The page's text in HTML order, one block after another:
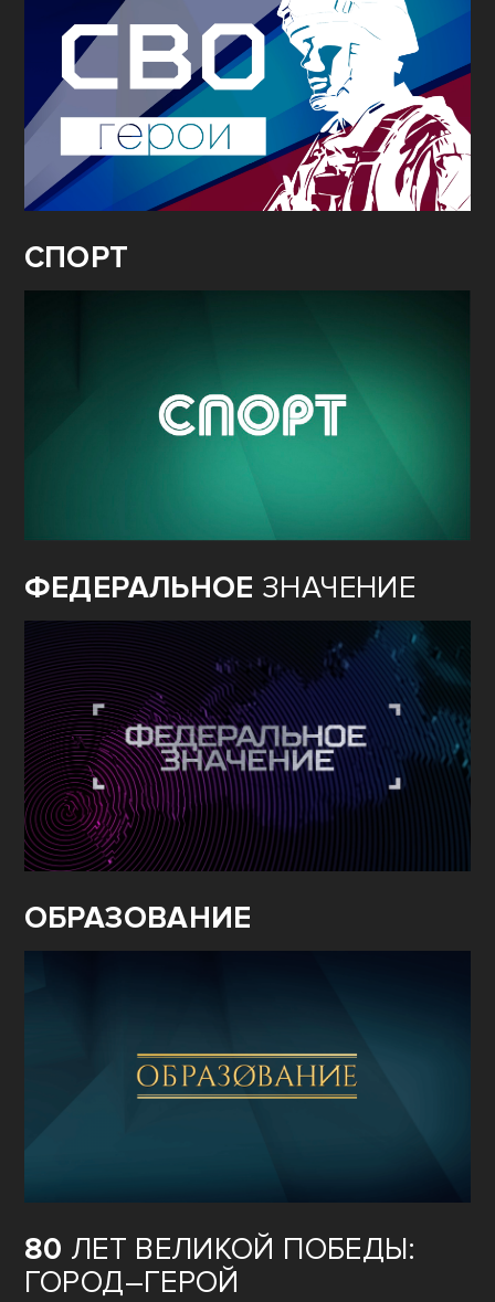
СПОРТ
ФЕДЕРАЛЬНОЕ ЗНАЧЕНИЕ
ОБРАЗОВАНИЕ
80 ЛЕТ ВЕЛИКОЙ ПОБЕДЫ:
ГОРОД–ГЕРОЙ